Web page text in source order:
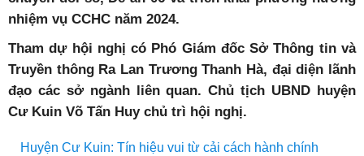
nhiệm vụ CCHC năm 2024.
Tham dự hội nghị có Phó Giám đốc Sở Thông tin và
Truyền thông Ra Lan Trương Thanh Hà, đại diện lãnh
đạo các sở ngành liên quan. Chủ tịch UBND huyện
Cư Kuin Võ Tấn Huy chủ trì hội nghị.
Huyện Cư Kuin: Tín hiệu vui từ cải cách hành chính